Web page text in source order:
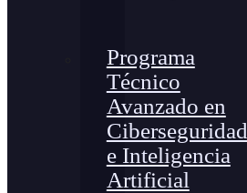
Programa
Técnico
Avanzado en
Ciberseguridad
e Inteligencia
Artificial